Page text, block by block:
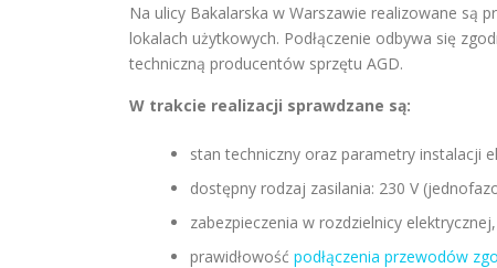
Na ulicy Bakalarska w Warszawie realizowane są
lokalach użytkowych. Podłączenie odbywa się
techniczną producentów sprzętu AGD.
W trakcie realizacji sprawdzane są:
stan techniczny oraz parametry instalacji
dostępny rodzaj zasilania: 230 V
zabezpieczenia w rozdzielnicy elektrycznej,
prawidłowość podłączenia przewodów